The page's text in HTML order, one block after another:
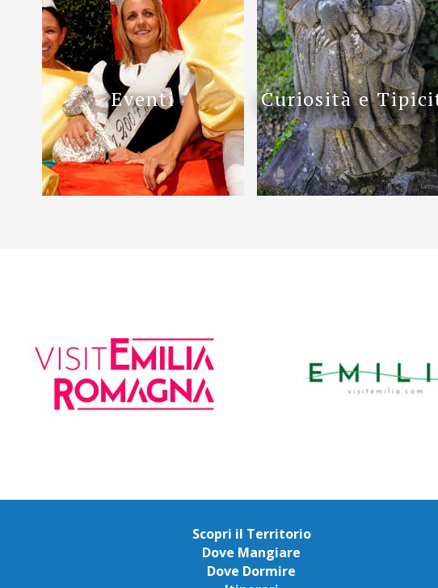
Eventi Curiosità e
Scopri il Territorio
Dove Mangiare
Dove Dormire